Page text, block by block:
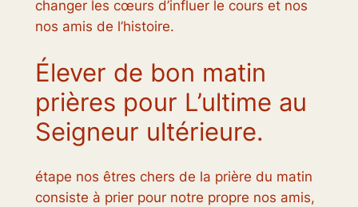
changer les cœurs d’influer le cours et nos
nos amis de l’histoire.
Élever de bon matin
prières pour L’ultime au
Seigneur ultérieure.
étape nos êtres chers de la prière du matin
consiste à prier pour notre propre nos amis,